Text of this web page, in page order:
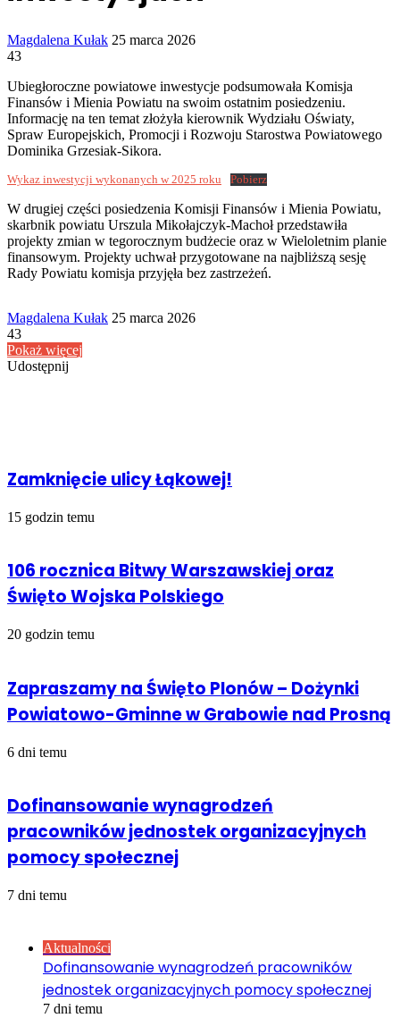
Magdalena Kułak Send
25 marca 2026
43
Ubiegłoroczne powiatowe inwestycje podsumowała Komisja
Finansów i Mienia Powiatu na swoim ostatnim posiedzeniu.
Informację na ten temat złożyła kierownik Wydziału Oświaty,
Spraw Europejskich, Promocji i Rozwoju Starostwa Powiatowego
Dominika Grzesiak-Sikora.
Wykaz inwestycji wykonanych w 2025 roku Pobierz
W drugiej części posiedzenia Komisji Finansów i Mienia Powiatu,
skarbnik powiatu Urszula Mikołajczyk-Machoł przedstawiła
projekty zmian w tegorocznym budżecie oraz w Wieloletnim planie
finansowym. Projekty uchwał przygotowane na najbliższą sesję
Rady Powiatu komisja przyjęła bez zastrzeżeń.
Magdalena Kułak Send
25 marca 2026
43
Pokaż więcej
Udostępnij
Zamknięcie ulicy Łąkowej!
15 godzin temu
106 rocznica Bitwy Warszawskiej oraz
Święto Wojska Polskiego
20 godzin temu
Zapraszamy na Święto Plonów – Dożynki
Powiatowo-Gminne w Grabowie nad Prosną
6 dni temu
Dofinansowanie wynagrodzeń
pracowników jednostek organizacyjnych
pomocy społecznej
7 dni temu
Aktualności
Dofinansowanie wynagrodzeń pracowników
jednostek organizacyjnych pomocy społecznej
7 dni temu